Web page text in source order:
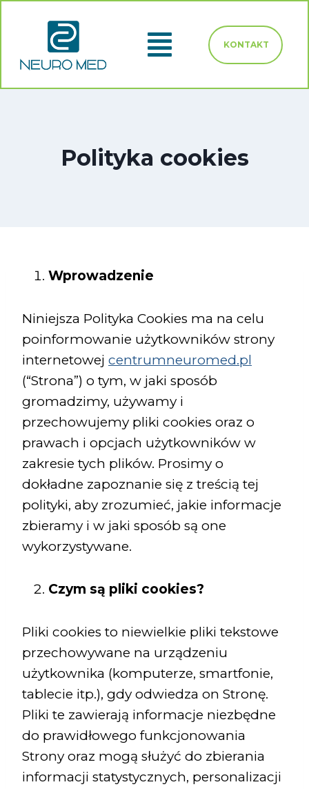
KONTAKT
Polityka cookies
Wprowadzenie
Niniejsza Polityka Cookies ma na celu
poinformowanie użytkowników strony
internetowej centrumneuromed.pl
(“Strona”) o tym, w jaki sposób
gromadzimy, używamy i
przechowujemy pliki cookies oraz o
prawach i opcjach użytkowników w
zakresie tych plików. Prosimy o
dokładne zapoznanie się z treścią tej
polityki, aby zrozumieć, jakie informacje
zbieramy i w jaki sposób są one
wykorzystywane.
Czym są pliki cookies?
Pliki cookies to niewielkie pliki tekstowe
przechowywane na urządzeniu
użytkownika (komputerze, smartfonie,
tablecie itp.), gdy odwiedza on Stronę.
Pliki te zawierają informacje niezbędne
do prawidłowego funkcjonowania
Strony oraz mogą służyć do zbierania
informacji statystycznych, personalizacji